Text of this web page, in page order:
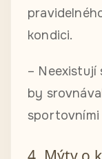
kondici.
– Neexistují
by
sportovními